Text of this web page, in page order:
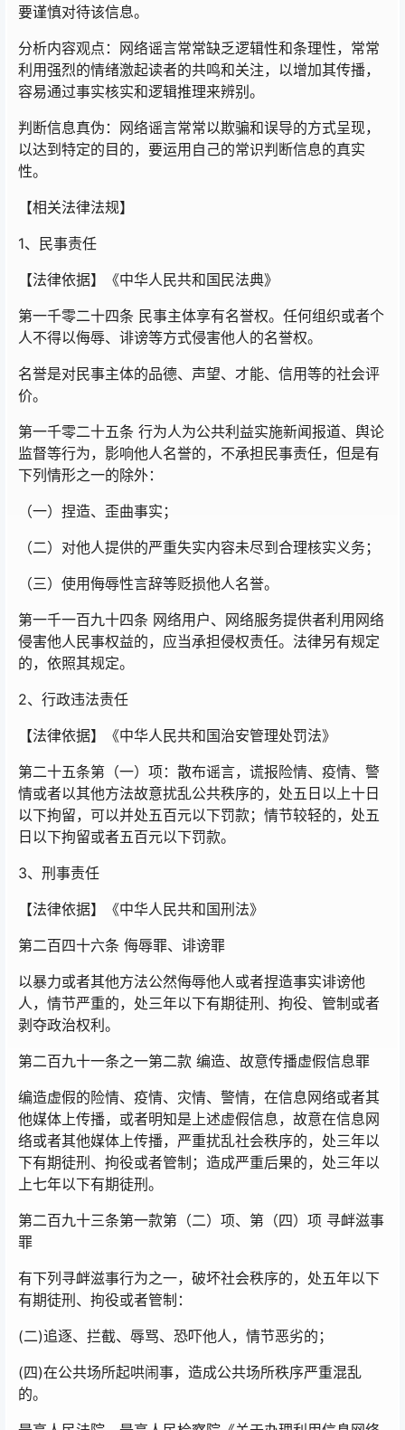
要谨慎对待该信息。
分析内容观点：网络谣言常常缺乏逻辑性和条理性，常常
利用强烈的情绪激起读者的共鸣和关注，以增加其传播，
容易通过事实核实和逻辑推理来辨别。
判断信息真伪：网络谣言常常以欺骗和误导的方式呈现，
以达到特定的目的，要运用自己的常识判断信息的真实
性。
【相关法律法规】
1、民事责任
【法律依据】《中华人民共和国民法典》
第一千零二十四条 民事主体享有名誉权。任何组织或者个
人不得以侮辱、诽谤等方式侵害他人的名誉权。
名誉是对民事主体的品德、声望、才能、信用等的社会评
价。
第一千零二十五条 行为人为公共利益实施新闻报道、舆论
监督等行为，影响他人名誉的，不承担民事责任，但是有
下列情形之一的除外：
（一）捏造、歪曲事实；
（二）对他人提供的严重失实内容未尽到合理核实义务；
（三）使用侮辱性言辞等贬损他人名誉。
第一千一百九十四条 网络用户、网络服务提供者利用网络
侵害他人民事权益的，应当承担侵权责任。法律另有规定
的，依照其规定。
2、行政违法责任
【法律依据】《中华人民共和国治安管理处罚法》
第二十五条第（一）项：散布谣言，谎报险情、疫情、警
情或者以其他方法故意扰乱公共秩序的，处五日以上十日
以下拘留，可以并处五百元以下罚款；情节较轻的，处五
日以下拘留或者五百元以下罚款。
3、刑事责任
【法律依据】《中华人民共和国刑法》
第二百四十六条 侮辱罪、诽谤罪
以暴力或者其他方法公然侮辱他人或者捏造事实诽谤他
人，情节严重的，处三年以下有期徒刑、拘役、管制或者
剥夺政治权利。
第二百九十一条之一第二款 编造、故意传播虚假信息罪
编造虚假的险情、疫情、灾情、警情，在信息网络或者其
他媒体上传播，或者明知是上述虚假信息，故意在信息网
络或者其他媒体上传播，严重扰乱社会秩序的，处三年以
下有期徒刑、拘役或者管制；造成严重后果的，处三年以
上七年以下有期徒刑。
第二百九十三条第一款第（二）项、第（四）项 寻衅滋事
罪
有下列寻衅滋事行为之一，破坏社会秩序的，处五年以下
有期徒刑、拘役或者管制：
(二)追逐、拦截、辱骂、恐吓他人，情节恶劣的；
(四)在公共场所起哄闹事，造成公共场所秩序严重混乱
的。